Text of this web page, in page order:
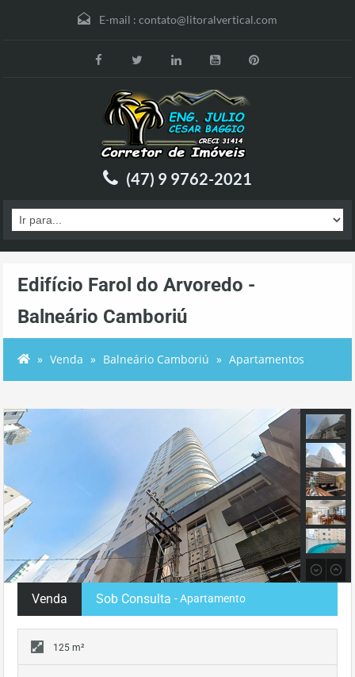
E-mail : contato@litoralvertical.com
(47) 9 9762-2021
Edifício Farol do Arvoredo -
Balneário Camboriú
Venda Balneário Camboriú Apartamentos
Venda Sob Consulta - Apartamento
125 m²